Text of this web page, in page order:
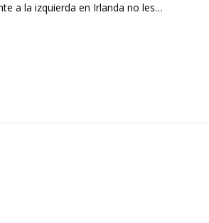
a la izquierda en Irlanda no les…